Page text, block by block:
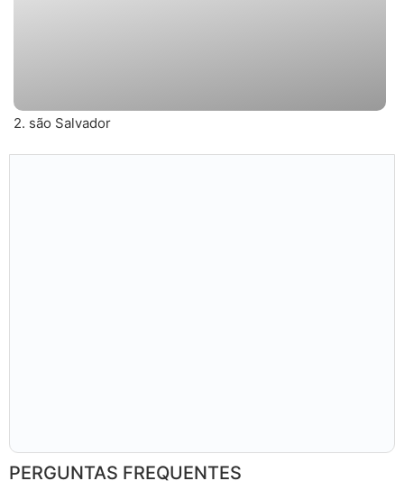
2. são Salvador
PERGUNTAS FREQUENTES